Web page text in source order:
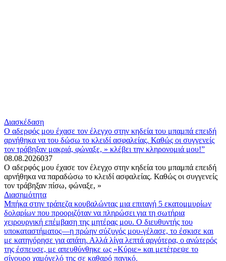
Διασκέδαση
Ο αδερφός μου έχασε τον έλεγχο στην κηδεία του μπαμπά επειδή
αρνήθηκα να του δώσω το κλειδί ασφαλείας. Καθώς οι συγγενείς
τον τράβηξαν μακριά, φώναξε, » κλέβει την κληρονομιά μου!”
08.08.2026037
Ο αδερφός μου έχασε τον έλεγχο στην κηδεία του μπαμπά επειδή
αρνήθηκα να παραδώσω το κλειδί ασφαλείας. Καθώς οι συγγενείς
τον τράβηξαν πίσω, φώναξε, »
Διασημότητα
Μπήκα στην τράπεζα κουβαλώντας μια επιταγή 5 εκατομμυρίων
δολαρίων που προοριζόταν να πληρώσει για τη σωτήρια
χειρουργική επέμβαση της μητέρας μου. Ο διευθυντής του
υποκαταστήματος—η πρώην σύζυγός μου-γέλασε, το έσκισε και
με κατηγόρησε για απάτη. Αλλά λίγα λεπτά αργότερα, ο ανώτερός
της έσπευσε, με απευθύνθηκε ως «Κύριε» και μετέτρεψε το
σίγουρο χαμόγελό της σε καθαρό πανικό.